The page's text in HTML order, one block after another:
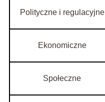
Polityczne i regulacyjne
Ekonomiczne
Społeczne